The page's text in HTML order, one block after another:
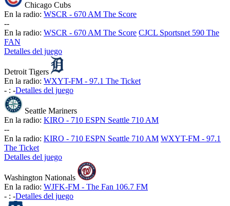
Chicago Cubs
En la radio: WSCR - 670 AM The Score
--
En la radio: WSCR - 670 AM The Score CJCL Sportsnet 590 The
FAN
Detalles del juego
Detroit Tigers
En la radio: WXYT-FM - 97.1 The Ticket
- : -Detalles del juego
Seattle Mariners
En la radio: KIRO - 710 ESPN Seattle 710 AM
--
En la radio: KIRO - 710 ESPN Seattle 710 AM WXYT-FM - 97.1
The Ticket
Detalles del juego
Washington Nationals
En la radio: WJFK-FM - The Fan 106.7 FM
- : -Detalles del juego